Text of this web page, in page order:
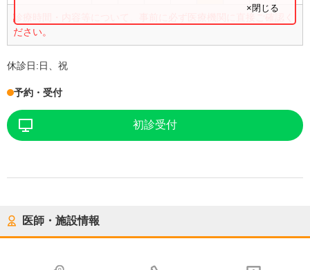
診療時間・内容等について、事前に必ず医療機関に直接ご確認く
ださい。
×閉じる
休診日:日、祝
予約・受付
初診受付
医師・施設情報